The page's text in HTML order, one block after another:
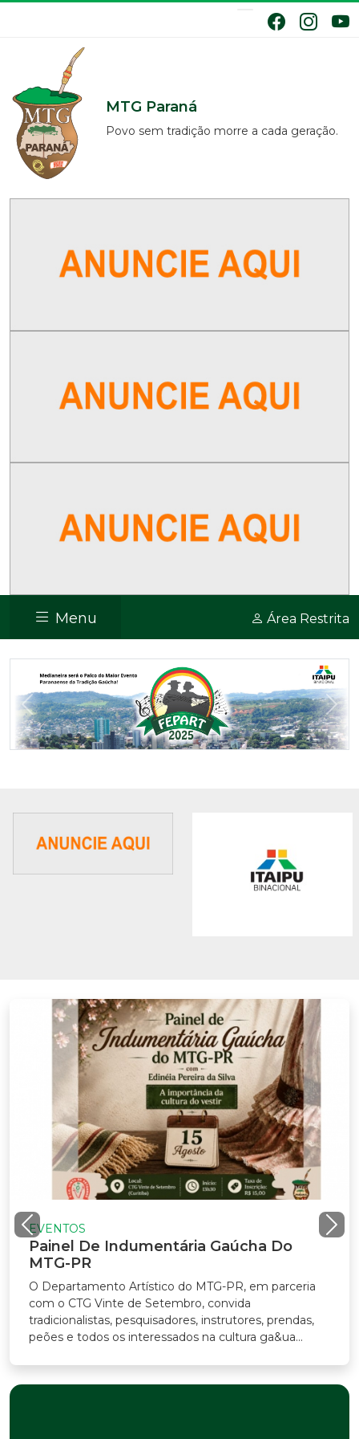
MTG Paraná
Povo sem tradição morre a cada geração.
Menu Área Restrita
Previous
De Indumentária Gaúcha Do
PR
Departamento Artístico do MTG-PR, em parceria
o CTG Vinte de Setembro, convida
pesquisadores, instrutores, prendas,
e todos os interessados na cultura ga&ua...